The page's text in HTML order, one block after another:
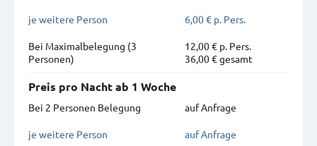
je weitere Person 6,00 € p. Pers.
Bei Maximal­belegung (3
Personen)
12,00 € p. Pers.
36,00 € gesamt
Preis pro Nacht ab 1 Woche
Bei 2 Personen Belegung
auf Anfrage
je weitere Person auf Anfrage